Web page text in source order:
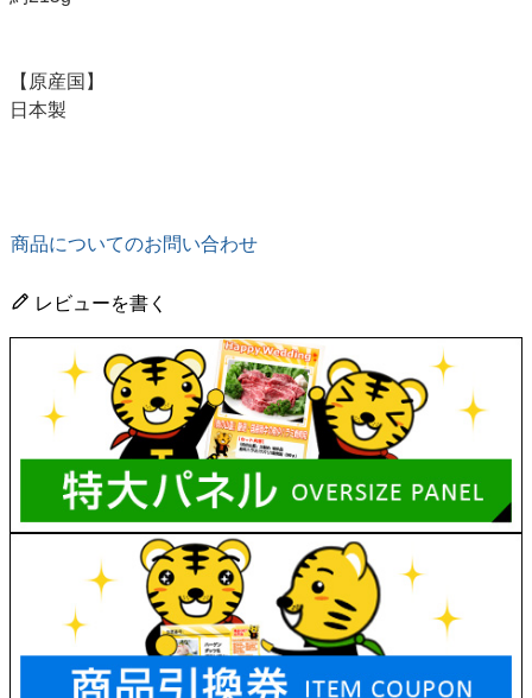
【原産国】
日本製
商品についてのお問い合わせ
レビューを書く